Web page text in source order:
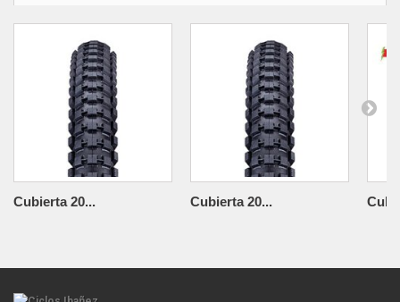
Cubierta 20... Cubierta 20...